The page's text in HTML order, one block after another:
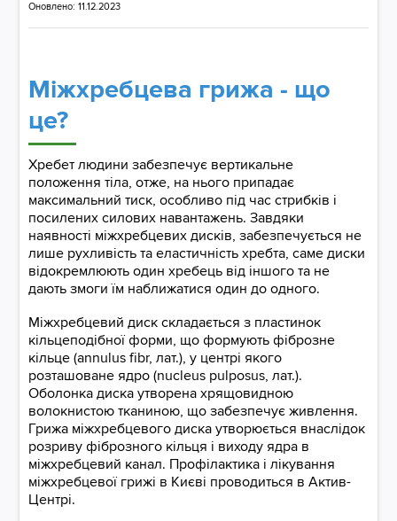
Оновлено: 11.12.2023
Міжхребцева грижа - що
це?
Хребет людини забезпечує вертикальне
положення тіла, отже, на нього припадає
максимальний тиск, особливо під час стрибків і
посилених силових навантажень. Завдяки
наявності міжхребцевих дисків, забезпечується не
лише рухливість та еластичність хребта, саме диски
відокремлюють один хребець від іншого та не
дають змоги їм наближатися один до одного.
Міжхребцевий диск складається з пластинок
кільцеподібної форми, що формують фіброзне
кільце (annulus fibr, лат.), у центрі якого
розташоване ядро (nucleus pulposus, лат.).
Оболонка диска утворена хрящовидною
волокнистою тканиною, що забезпечує живлення.
Грижа міжхребцевого диска утворюється внаслідок
розриву фіброзного кільця і виходу ядра в
міжхребцевий канал. Профілактика і лікування
міжхребцевої грижі в Києві проводиться в Актив-
Центрі.